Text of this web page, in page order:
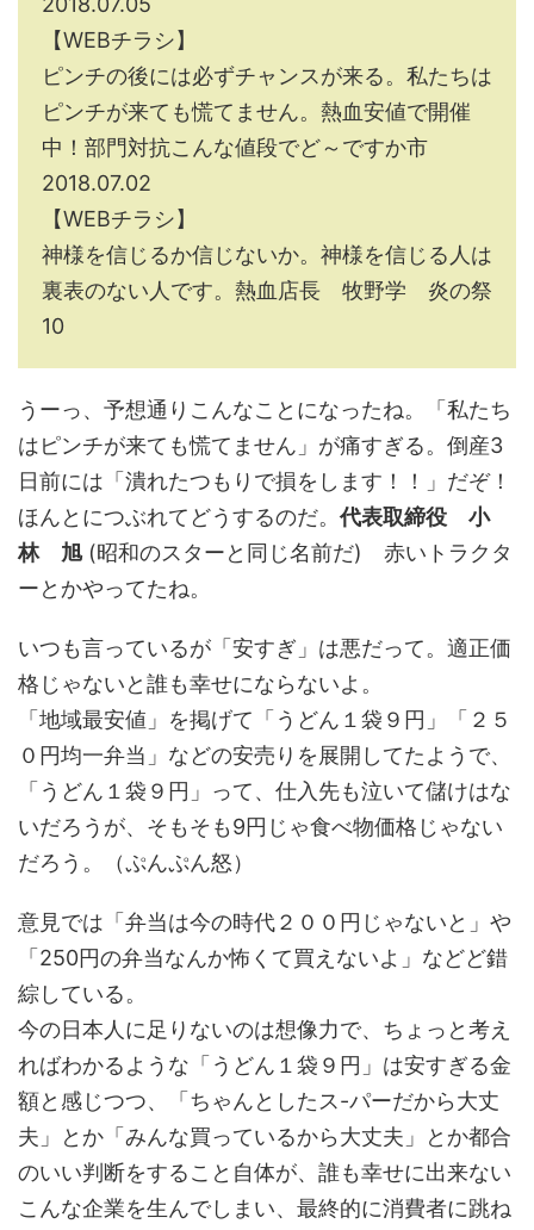
【WEBチラシ】
ピンチの後には必ずチャンスが来る。私たちは
ピンチが来ても慌てません。熱血安値で開催
中！部門対抗こんな値段でど～ですか市
2018.07.02
【WEBチラシ】
神様を信じるか信じないか。神様を信じる人は
裏表のない人です。熱血店長 牧野学 炎の祭
10
うーっ、予想通りこんなことになったね。「私たち
はピンチが来ても慌てません」が痛すぎる。倒産3
日前には「潰れたつもりで損をします！！」だぞ！
ほんとにつぶれてどうするのだ。代表取締役 小
林 旭(昭和のスターと同じ名前だ) 赤いトラクタ
ーとかやってたね。
いつも言っているが「安すぎ」は悪だって。適正価
格じゃないと誰も幸せにならないよ。
「地域最安値」を掲げて「うどん１袋９円」「２５
０円均一弁当」などの安売りを展開してたようで、
「うどん１袋９円」って、仕入先も泣いて儲けはな
いだろうが、そもそも9円じゃ食べ物価格じゃない
だろう。（ぷんぷん怒）
意見では「弁当は今の時代２００円じゃないと」や
「250円の弁当なんか怖くて買えないよ」などど錯
綜している。
今の日本人に足りないのは想像力で、ちょっと考え
ればわかるような「うどん１袋９円」は安すぎる金
額と感じつつ、「ちゃんとしたス-パーだから大丈
夫」とか「みんな買っているから大丈夫」とか都合
のいい判断をすること自体が、誰も幸せに出来ない
こんな企業を生んでしまい、最終的に消費者に跳ね